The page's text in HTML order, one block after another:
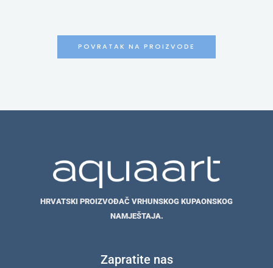
POVRATAK NA PROIZVODE
HRVATSKI PROIZVOĐAČ VRHUNSKOG KUPAONSKOG
NAMJEŠTAJA.
Zapratite nas